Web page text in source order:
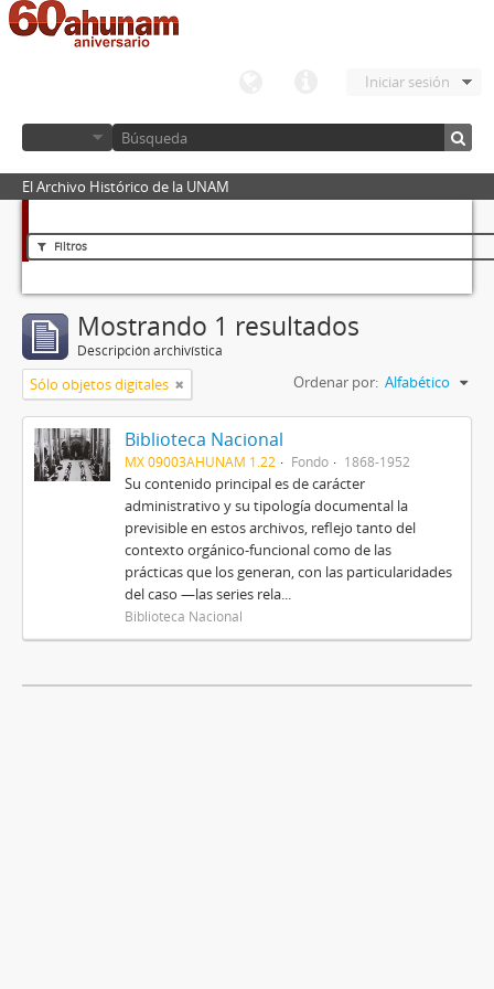
Iniciar sesión
El Archivo Histórico de la UNAM
Filtros
Mostrando 1 resultados
Descripción archivística
Sólo objetos digitales Ordenar por: Alfabético
Biblioteca Nacional
MX 09003AHUNAM 1.22 Fondo 1868-1952
Su contenido principal es de carácter
administrativo y su tipología documental la
previsible en estos archivos, reflejo tanto del
contexto orgánico-funcional como de las
prácticas que los generan, con las particularidades
del caso —las series rela...
Biblioteca Nacional